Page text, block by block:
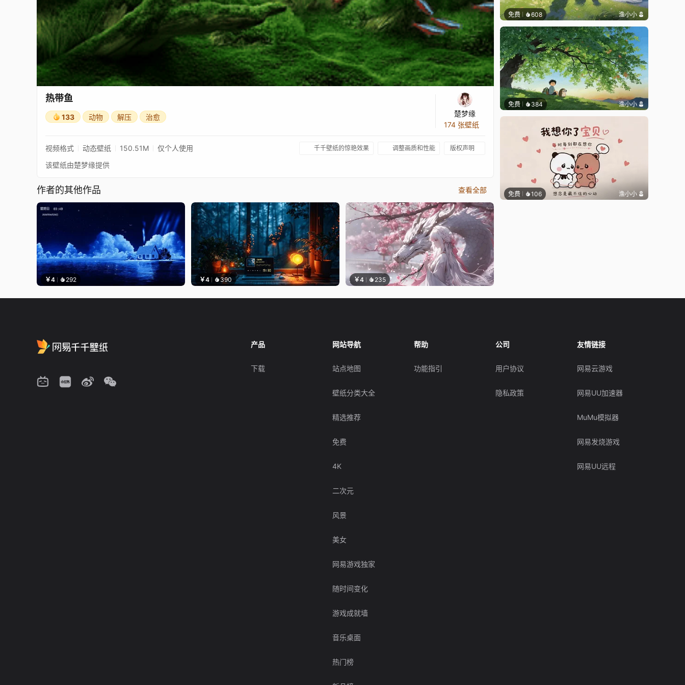
热带鱼
133 动物 解压 治愈
楚梦缘
174 张壁纸
视频格式 动态壁纸 150.51M 仅个人使用 千千壁纸的惊艳效果 调整画质和性能 版权声明
该壁纸由楚梦缘提供
作者的其他作品 查看全部
￥4 292 ￥4 390 ￥4 235
免费 608 渔小小
免费 384 渔小小
免费 106 渔小小
产品
下载
网站导航
站点地图
壁纸分类大全
精选推荐
免费
4K
二次元
风景
美女
网易游戏独家
随时间变化
游戏成就墙
音乐桌面
热门榜
帮助
功能指引
公司
用户协议
隐私政策
友情链接
网易云游戏
网易UU加速器
MuMu模拟器
网易发烧游戏
网易UU远程